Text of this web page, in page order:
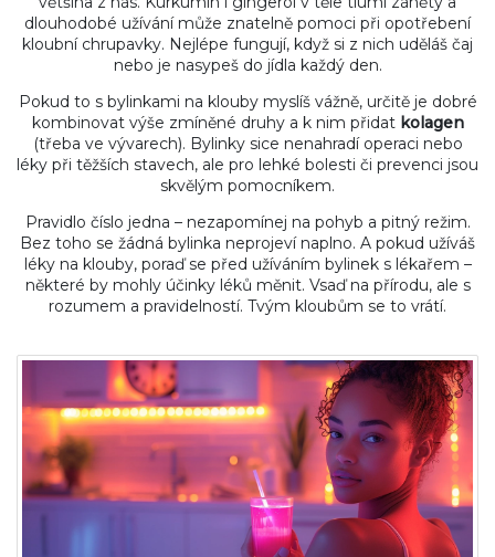
dlouhodobé užívání může znatelně pomoci při opotřebení
kloubní chrupavky. Nejlépe fungují, když si z nich uděláš čaj
nebo je nasypeš do jídla každý den.
Pokud to s bylinkami na klouby myslíš vážně, určitě je dobré
kombinovat výše zmíněné druhy a k nim přidat kolagen
(třeba ve vývarech). Bylinky sice nenahradí operaci nebo
léky při těžších stavech, ale pro lehké bolesti či prevenci jsou
skvělým pomocníkem.
Pravidlo číslo jedna – nezapomínej na pohyb a pitný režim.
Bez toho se žádná bylinka neprojeví naplno. A pokud užíváš
léky na klouby, poraď se před užíváním bylinek s lékařem –
některé by mohly účinky léků měnit. Vsaď na přírodu, ale s
rozumem a pravidelností. Tvým kloubům se to vrátí.